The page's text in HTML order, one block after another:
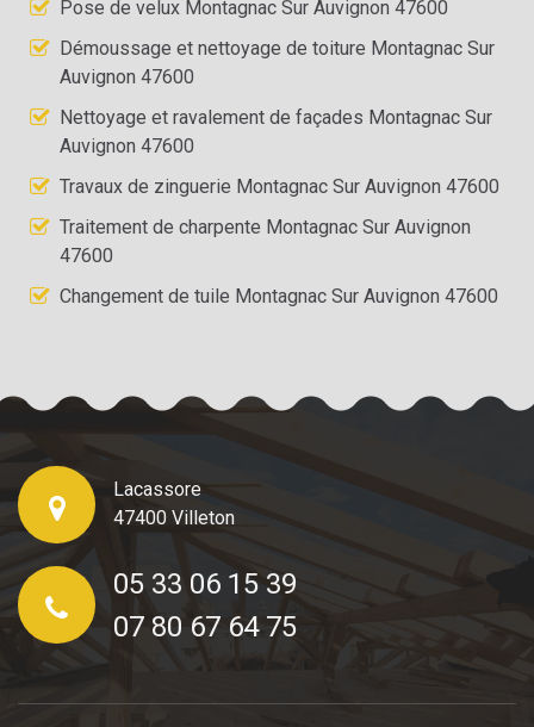
Pose de velux Montagnac Sur Auvignon 47600
Démoussage et nettoyage de toiture Montagnac Sur
Auvignon 47600
Nettoyage et ravalement de façades Montagnac Sur
Auvignon 47600
Travaux de zinguerie Montagnac Sur Auvignon 47600
Traitement de charpente Montagnac Sur Auvignon
47600
Changement de tuile Montagnac Sur Auvignon 47600
Lacassore
47400 Villeton
05 33 06 15 39
07 80 67 64 75